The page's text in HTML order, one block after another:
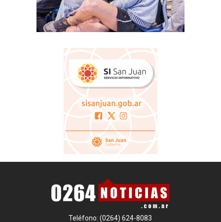
Teléfono: (0264) 624-8083